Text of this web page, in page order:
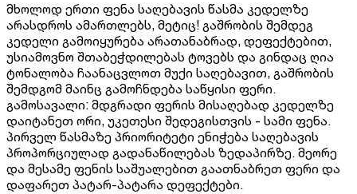
მხოლოდ ერთი ფენა საღებავის წასმა კედელზე
არასდროს ამართლებს, მეტიც! გაშრობის შემდეგ
კედელი გამოიყურება არათანაბრად, დეფექტებით,
უსიამოვნო შთაბეჭდილებას ტოვებს და გინდაც ღია
ტონალობა ჩაანაცვლოთ მუქი საღებავით, გაშრობის
შემდგომ მაინც გამოჩნდება საწყისი ფერი.
გამოსავალი: მდგრადი ფერის მისაღებად კედელზე
დაიტანეთ ორი, უკეთესი შედეგისთვის - სამი ფენა.
პირველ წასმაზე პრიორიტეტი ენიჭება საღებავის
პროპორციულად გადანაწილებას ზედაპირზე. მეორე
და მესამე ფენის საშუალებით გაათნაბრეთ ფერი და
დაფარეთ პატარ-პატარა დეფექტები.